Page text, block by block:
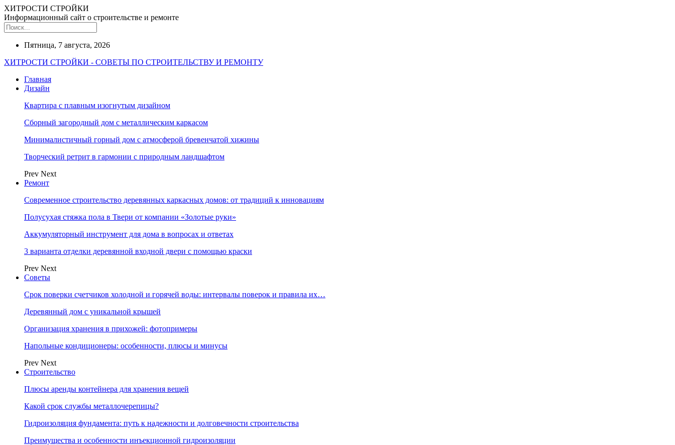
ХИТРОСТИ СТРОЙКИ
Информационный сайт о строительстве и ремонте
Пятница, 7 августа, 2026
ХИТРОСТИ СТРОЙКИ - СОВЕТЫ ПО СТРОИТЕЛЬСТВУ И РЕМОНТУ
Главная
Дизайн
Квартира с плавным изогнутым дизайном
Сборный загородный дом с металлическим каркасом
Минималистичный горный дом с атмосферой бревенчатой хижины
Творческий ретрит в гармонии с природным ландшафтом
Prev Next
Ремонт
Современное строительство деревянных каркасных домов: от традиций к инновациям
Полусухая стяжка пола в Твери от компании «Золотые руки»
Аккумуляторный инструмент для дома в вопросах и ответах
3 варианта отделки деревянной входной двери с помощью краски
Prev Next
Советы
Срок поверки счетчиков холодной и горячей воды: интервалы поверок и правила их…
Деревянный дом с уникальной крышей
Организация хранения в прихожей: фотопримеры
Напольные кондиционеры: особенности, плюсы и минусы
Prev Next
Строительство
Плюсы аренды контейнера для хранения вещей
Какой срок службы металлочерепицы?
Гидроизоляция фундамента: путь к надежности и долговечности строительства
Преимущества и особенности инъекционной гидроизоляции